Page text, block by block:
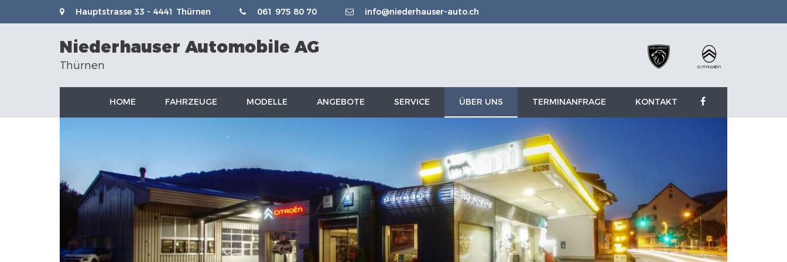
Hauptstrasse 33 - 4441 Thürnen 061 975 80 70 info@niederhauser-auto.ch
Niederhauser Automobile AG
Thürnen
HOME FAHRZEUGE MODELLE ANGEBOTE SERVICE ÜBER UNS TERMINANFRAGE KONTAKT